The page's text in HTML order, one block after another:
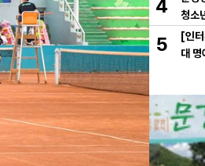
4
청소
5
[인
대 명